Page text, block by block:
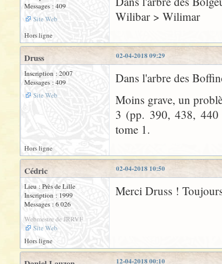
Messages : 409
Site Web
Wilibar > Wilimar
Hors ligne
02-04-2018 09:29
Druss
Inscription : 2007
Messages : 409
Site Web
Dans l'arbre des
Moins grave, un
3 (pp. 390, 438,
tome 1.
Hors ligne
02-04-2018 10:50
Cédric
Lieu : Près de Lille
Inscription : 1999
Messages : 6 026
Webmestre de JRRVF
Site Web
Merci Druss !
Hors ligne
12-04-2018 00:10